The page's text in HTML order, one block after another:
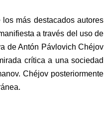
más destacados autores
a través del uso de
de Antón Pávlovich Chéjov
crítica a una sociedad
Chéjov posteriormente